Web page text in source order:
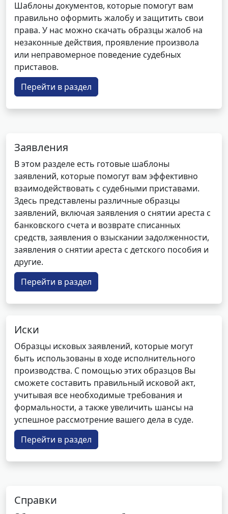
Шаблоны документов, которые помогут вам
правильно оформить жалобу и защитить свои
права. У нас можно скачать образцы жалоб на
незаконные действия, проявление произвола
или неправомерное поведение судебных
приставов.
Перейти в раздел
Заявления
В этом разделе есть готовые шаблоны
заявлений, которые помогут вам эффективно
взаимодействовать с судебными приставами.
Здесь представлены различные образцы
заявлений, включая заявления о снятии ареста с
банковского счета и возврате списанных
средств, заявления о взыскании задолженности,
заявления о снятии ареста с детского пособия и
другие.
Перейти в раздел
Иски
Образцы исковых заявлений, которые могут
быть использованы в ходе исполнительного
производства. С помощью этих образцов Вы
сможете составить правильный исковой акт,
учитывая все необходимые требования и
формальности, а также увеличить шансы на
успешное рассмотрение вашего дела в суде.
Перейти в раздел
Справки